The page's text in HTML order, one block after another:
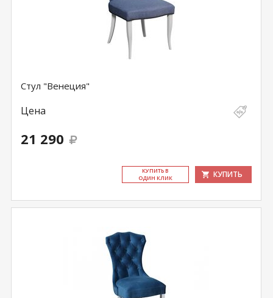
Стул "Венеция"
Цена
21 290
КУ­ПИТЬ В
ОДИН КЛИК
КУПИТЬ